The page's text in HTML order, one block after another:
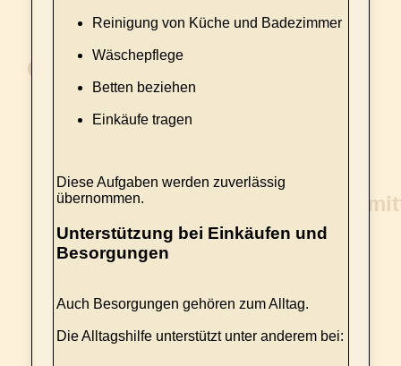
Reinigung von Küche und Badezimmer
Wäschepflege
Betten beziehen
Einkäufe tragen
Diese Aufgaben werden zuverlässig
übernommen.
Unterstützung bei Einkäufen und
Besorgungen
Auch Besorgungen gehören zum Alltag.
Die Alltagshilfe unterstützt unter anderem bei: